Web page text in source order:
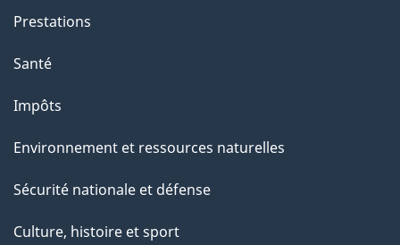
Prestations
Santé
Impôts
Environnement et ressources naturelles
Sécurité nationale et défense
Culture, histoire et sport